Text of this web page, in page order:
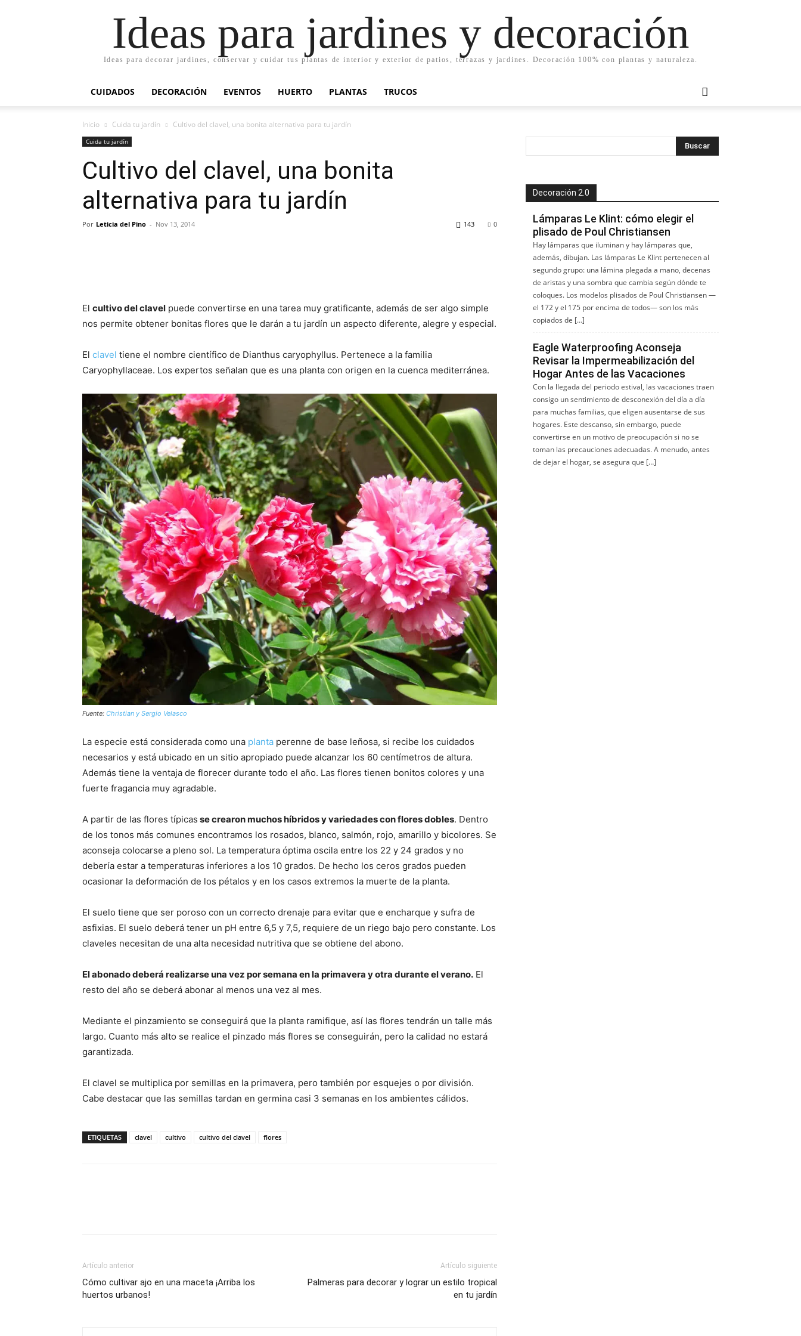
Ideas para jardines y decoración
Ideas para decorar jardines, conservar y cuidar tus plantas de interior y exterior de patios, terrazas y jardines. Decoración 100% con plantas y naturaleza.
CUIDADOS DECORACIÓN EVENTOS HUERTO PLANTAS TRUCOS
Inicio Cuida tu jardín Cultivo del clavel, una bonita alternativa para tu jardín
Cuida tu jardín
Cultivo del clavel, una bonita
alternativa para tu jardín
Por Leticia del Pino - Nov 13, 2014 0
143
El cultivo del clavel puede convertirse en una tarea muy gratificante, además de ser algo simple
nos permite obtener bonitas flores que le darán a tu jardín un aspecto diferente, alegre y especial.
El clavel tiene el nombre científico de Dianthus caryophyllus. Pertenece a la familia
Caryophyllaceae. Los expertos señalan que es una planta con origen en la cuenca mediterránea.
Fuente: Christian y Sergio Velasco
La especie está considerada como una planta perenne de base leñosa, si recibe los cuidados
necesarios y está ubicado en un sitio apropiado puede alcanzar los 60 centímetros de altura.
Además tiene la ventaja de florecer durante todo el año. Las flores tienen bonitos colores y una
fuerte fragancia muy agradable.
A partir de las flores típicas se crearon muchos híbridos y variedades con flores dobles. Dentro
de los tonos más comunes encontramos los rosados, blanco, salmón, rojo, amarillo y bicolores. Se
aconseja colocarse a pleno sol. La temperatura óptima oscila entre los 22 y 24 grados y no
debería estar a temperaturas inferiores a los 10 grados. De hecho los ceros grados pueden
ocasionar la deformación de los pétalos y en los casos extremos la muerte de la planta.
El suelo tiene que ser poroso con un correcto drenaje para evitar que e encharque y sufra de
asfixias. El suelo deberá tener un pH entre 6,5 y 7,5, requiere de un riego bajo pero constante. Los
claveles necesitan de una alta necesidad nutritiva que se obtiene del abono.
El abonado deberá realizarse una vez por semana en la primavera y otra durante el verano. El
resto del año se deberá abonar al menos una vez al mes.
Mediante el pinzamiento se conseguirá que la planta ramifique, así las flores tendrán un talle más
largo. Cuanto más alto se realice el pinzado más flores se conseguirán, pero la calidad no estará
garantizada.
El clavel se multiplica por semillas en la primavera, pero también por esquejes o por división.
Cabe destacar que las semillas tardan en germina casi 3 semanas en los ambientes cálidos.
ETIQUETAS clavel cultivo cultivo del clavel flores
Artículo anterior
Cómo cultivar ajo en una maceta ¡Arriba los
huertos urbanos!
Artículo siguiente
Palmeras para decorar y lograr un estilo tropical
en tu jardín
Decoración 2.0
Lámparas Le Klint: cómo elegir el
plisado de Poul Christiansen
Hay lámparas que iluminan y hay lámparas que,
además, dibujan. Las lámparas Le Klint pertenecen al
segundo grupo: una lámina plegada a mano, decenas
de aristas y una sombra que cambia según dónde te
coloques. Los modelos plisados de Poul Christiansen —
el 172 y el 175 por encima de todos— son los más
copiados de […]
Eagle Waterproofing Aconseja
Revisar la Impermeabilización del
Hogar Antes de las Vacaciones
Con la llegada del periodo estival, las vacaciones traen
consigo un sentimiento de desconexión del día a día
para muchas familias, que eligen ausentarse de sus
hogares. Este descanso, sin embargo, puede
convertirse en un motivo de preocupación si no se
toman las precauciones adecuadas. A menudo, antes
de dejar el hogar, se asegura que […]